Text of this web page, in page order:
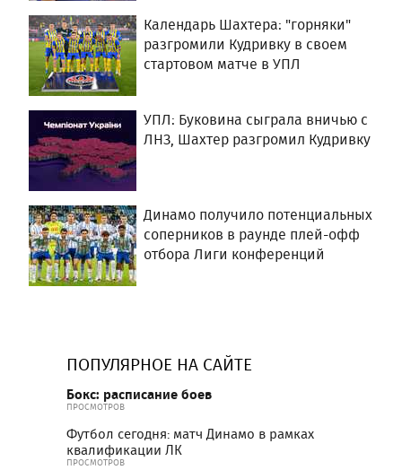
Календарь Шахтера: "горняки"
разгромили Кудривку в своем
стартовом матче в УПЛ
УПЛ: Буковина сыграла вничью с
ЛНЗ, Шахтер разгромил Кудривку
Динамо получило потенциальных
соперников в раунде плей-офф
отбора Лиги конференций
ПОПУЛЯРНОЕ НА САЙТЕ
Бокс: расписание боев
ПРОСМОТРОВ
Футбол сегодня: матч Динамо в рамках
квалификации ЛК
ПРОСМОТРОВ